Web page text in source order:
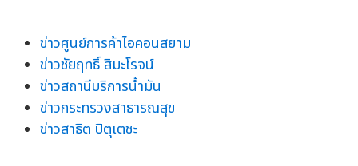
ข่าวศูนย์การค้าไอคอนสยาม
ข่าวชัยฤทธิ์ สิมะโรจน์
ข่าวสถานีบริการน้ำมัน
ข่าวกระทรวงสาธารณสุข
ข่าวสาธิต ปิตุเตชะ